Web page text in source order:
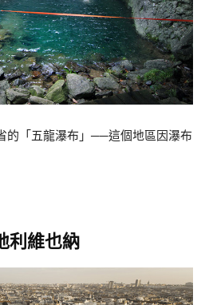
的「五龍瀑布」──這個地區因瀑布
利維也納